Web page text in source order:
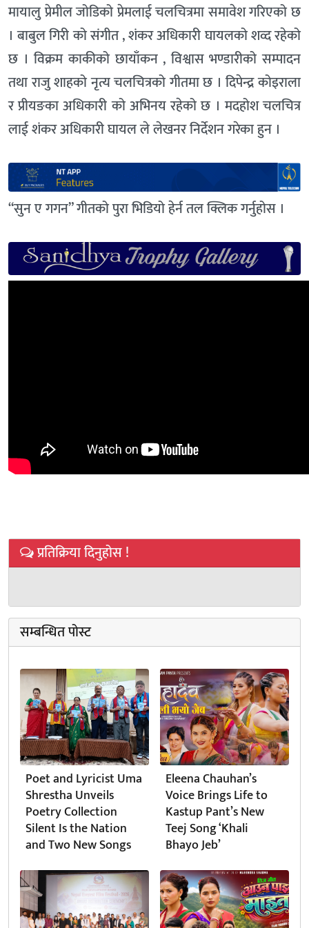
मायालु प्रेमील जोडिको प्रेमलाई चलचित्रमा समावेश गरिएको छ
। बाबुल गिरी को संगीत , शंकर अधिकारी घायलको शव्द रहेको
छ । विक्रम काकीको छायाँकन , विश्वास भण्डारीको सम्पादन
तथा राजु शाहको नृत्य चलचित्रको गीतमा छ । दिपेन्द्र कोइराला
र प्रीयङका अधिकारी को अभिनय रहेको छ । मदहोश चलचित्र
लाई शंकर अधिकारी घायल ले लेखनर निर्देशन गरेका हुन ।
“सुन ए गगन” गीतको पुरा भिडियो हेर्न तल क्लिक गर्नुहोस ।
प्रतिक्रिया दिनुहोस !
सम्बन्धित पोस्ट
Poet and Lyricist Uma
Shrestha Unveils
Poetry Collection
Silent Is the Nation
and Two New Songs
Eleena Chauhan’s
Voice Brings Life to
Kastup Pant’s New
Teej Song ‘Khali
Bhayo Jeb’